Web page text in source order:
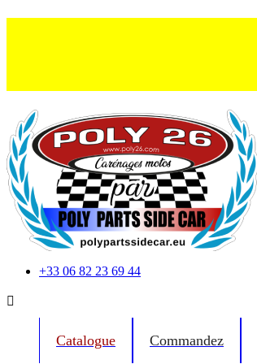
+33 06 82 23 69 44

Catalogue Commandez